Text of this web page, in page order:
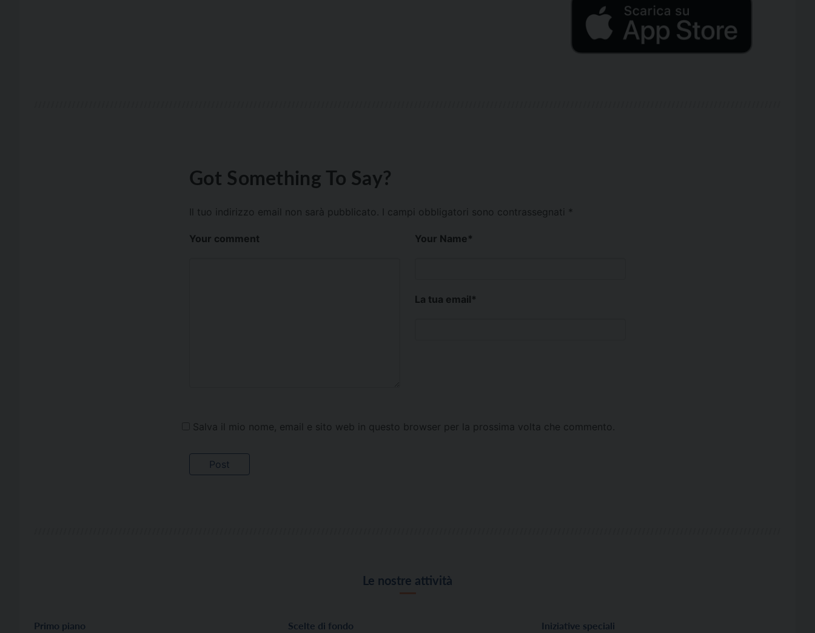
Got Something To Say?
Il tuo indirizzo email non sarà pubblicato. I campi obbligatori sono contrassegnati *
Your comment Your Name*
La tua email*
Salva il mio nome, email e sito web in questo browser per la prossima volta che commento.
Le nostre attività
Primo piano
Scelte di fondo
Iniziative speciali